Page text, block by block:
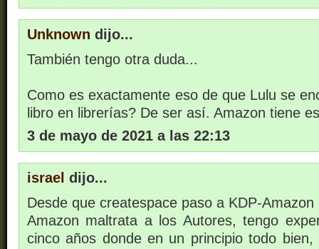
Unknown dijo...
También tengo otra duda...
Como es exactamente eso de que Lulu se
libro en librerías? De ser así. Amazon tiene
3 de mayo de 2021 a las 22:13
israel dijo...
Desde que createspace paso a KDP-Amazon
Amazon maltrata a los Autores, tengo
cinco años donde en un principio todo